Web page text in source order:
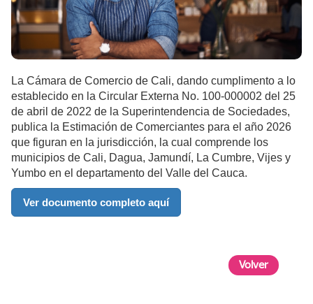
La Cámara de Comercio de Cali, dando cumplimento a lo
establecido en la Circular Externa No. 100-000002 del 25
de abril de 2022 de la Superintendencia de Sociedades,
publica la Estimación de Comerciantes para el año 2026
que figuran en la jurisdicción, la cual comprende los
municipios de Cali, Dagua, Jamundí, La Cumbre, Vijes y
Yumbo en el departamento del Valle del Cauca.
Ver documento completo aquí
Volver